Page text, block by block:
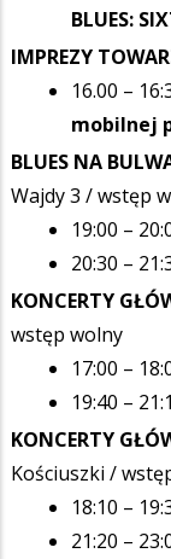
BLUES:
IMPREZY
16.00 –
mobilnej
BLUES NA
Wajdy 3 / wstęp
19:00 –
20:30 –
KONCERTY
wstęp wolny
17:00 –
19:40 –
KONCERTY
Kościuszki /
18:10 –
21:20 –